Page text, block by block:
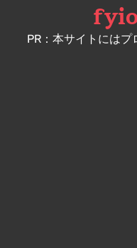
contentPR：本サイトには